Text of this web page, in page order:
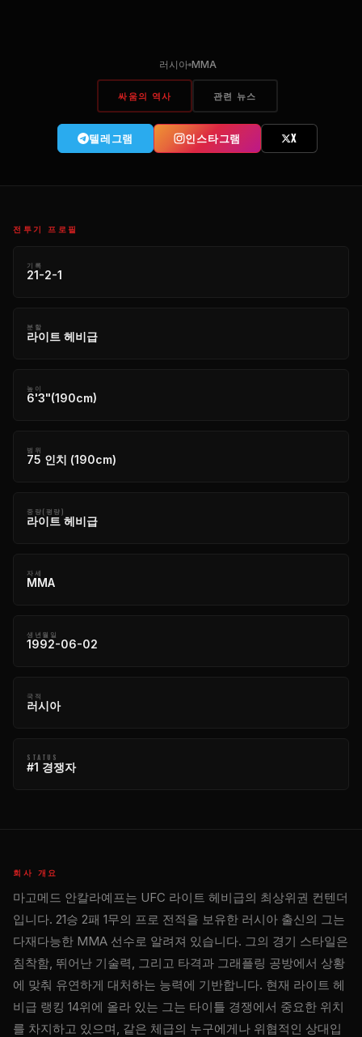
러시아 MMA
싸움의 역사 관련 뉴스
텔레그램 인스타그램 X
전투기 프로필
기록
21-2-1
분할
라이트 헤비급
높이
6'3"(190cm)
범위
75 인치 (190cm)
중량(평량)
라이트 헤비급
자세
MMA
생년월일
1992-06-02
국적
러시아
STATUS
#1 경쟁자
회사 개요
마고메드 안칼라예프는 UFC 라이트 헤비급의 최상위권 컨텐더
입니다. 21승 2패 1무의 프로 전적을 보유한 러시아 출신의 그는
다재다능한 MMA 선수로 알려져 있습니다. 그의 경기 스타일은
침착함, 뛰어난 기술력, 그리고 타격과 그래플링 공방에서 상황
에 맞춰 유연하게 대처하는 능력에 기반합니다. 현재 라이트 헤
비급 랭킹 14위에 올라 있는 그는 타이틀 경쟁에서 중요한 위치
를 차지하고 있으며, 같은 체급의 누구에게나 위협적인 상대입